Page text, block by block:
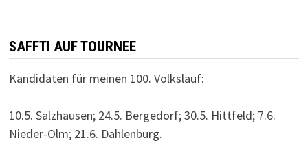
SAFFTI AUF TOURNEE
Kandidaten für meinen 100. Volkslauf:
10.5. Salzhausen; 24.5. Bergedorf; 30.5. Hittfeld; 7.6.
Nieder-Olm; 21.6. Dahlenburg.